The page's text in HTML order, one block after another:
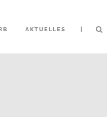
AKTUELLES |